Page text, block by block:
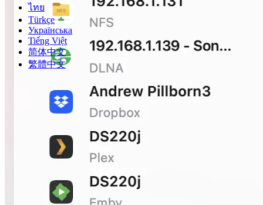
ไทย
Türkçe
Українська
Tiếng Việt
简体中文
繁體中文